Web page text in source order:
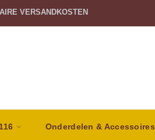
VERSANDKOSTEN
Onderdelen & Accessoires